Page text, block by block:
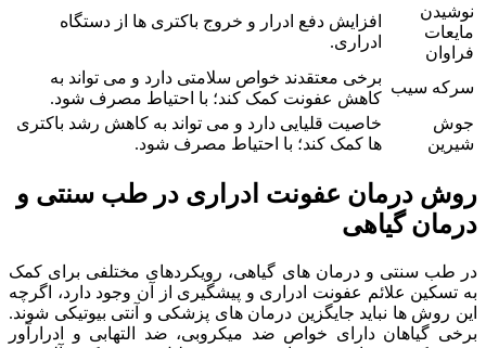
نوشیدن
مایعات
فراوان
افزایش دفع ادرار و خروج باکتری ها از دستگاه
ادراری.
سرکه سیب
برخی معتقدند خواص سلامتی دارد و می تواند به
کاهش عفونت کمک کند؛ با احتیاط مصرف شود.
جوش
شیرین
خاصیت قلیایی دارد و می تواند به کاهش رشد باکتری
ها کمک کند؛ با احتیاط مصرف شود.
روش درمان عفونت ادراری در طب سنتی و
درمان گیاهی
در طب سنتی و درمان های گیاهی، رویکردهای مختلفی برای کمک
به تسکین علائم عفونت ادراری و پیشگیری از آن وجود دارد، اگرچه
این روش ها نباید جایگزین درمان های پزشکی و آنتی بیوتیکی شوند.
برخی گیاهان دارای خواص ضد میکروبی، ضد التهابی و ادرارآور